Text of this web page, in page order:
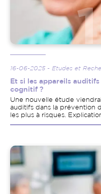
16-06-2025 - Etudes et
Et si les appareils
cognitif ?
Une nouvelle étude
auditifs dans la prévention
les plus à risques.
Image